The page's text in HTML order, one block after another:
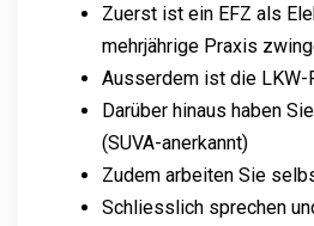
Zuerst ist ein EFZ als
mehrjährige Praxis
Ausserdem ist die LKW-
Darüber hinaus haben
(SUVA-anerkannt)
Zudem arbeiten Sie
Schliesslich sprechen